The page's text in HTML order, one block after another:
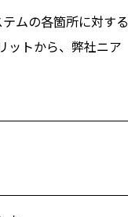
ムの各箇所に対する
ットから、弊社ニア